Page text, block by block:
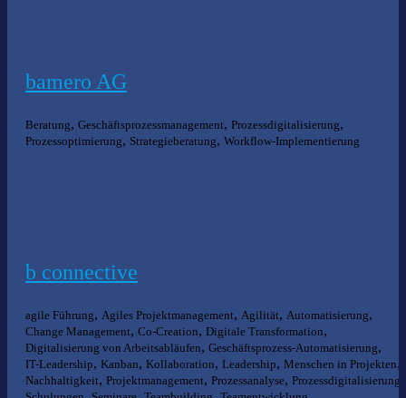
bamero AG
Beratung, Geschäftsprozessmanagement, Prozessdigitalisierung,
Prozessoptimierung, Strategieberatung, Workflow-Implementierung
b connective
agile Führung, Agiles Projektmanagement, Agilität, Automatisierung,
Change Management, Co-Creation, Digitale Transformation,
Digitalisierung von Arbeitsabläufen, Geschäftsprozess-Automatisierung,
IT-Leadership, Kanban, Kollaboration, Leadership, Menschen in Projekten,
Nachhaltigkeit, Projektmanagement, Prozessanalyse, Prozessdigitalisierung